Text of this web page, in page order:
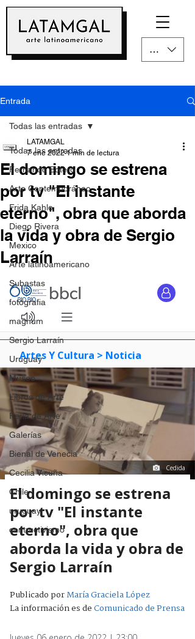
CLP ($)
Entrada
Todas las entradas
Fernando Botero
Arte Contemporáneo
Frida Kahlo
Diego Rivera
Mexico
Arte latinoamericano
Subastas
fotografia
magnum
Sergio Larraín
Uruguay
Museo
Libros de Arte
Feria de Arte
Galerías
Bienal de Venecia
Cecilia Vicuña
Chile
uruguay
contructivismo
Todas las entradas
El domingo se estrena
por tv "El instante
eterno", obra que aborda
la vida y obra de Sergio
Larraín
LATAMGAL
7 ene 2022 1 min de lectura